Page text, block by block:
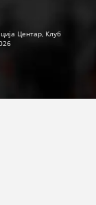
Центар, Клуб